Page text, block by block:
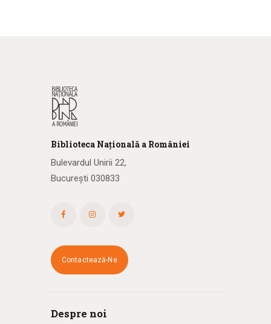
Biblioteca Națională a României
Bulevardul Unirii 22,
București 030833
Contactează-Ne
Despre noi